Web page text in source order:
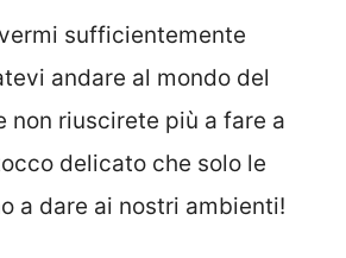
sufficientemente
andare al mondo del
non riuscirete più a fare a
delicato che solo le
a dare ai nostri ambienti!